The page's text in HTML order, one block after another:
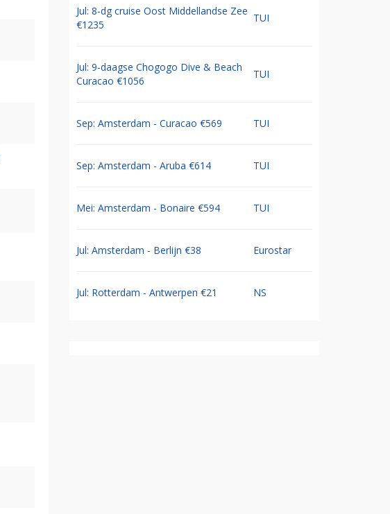
Jul: 8-dg cruise Oost Middellandse Zee
€1235
TUI
Jul: 9-daagse Chogogo Dive & Beach
Curacao €1056
TUI
Sep: Amsterdam - Curacao €569 TUI
Sep: Amsterdam - Aruba €614 TUI
Mei: Amsterdam - Bonaire €594 TUI
Jul: Amsterdam - Berlijn €38 Eurostar
Jul: Rotterdam - Antwerpen €21 NS